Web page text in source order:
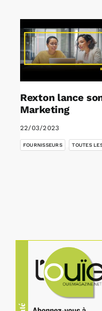
Rechercher:
Rexton lance
Marketing
22/03/2023
FOURNISSEURS TOUTES